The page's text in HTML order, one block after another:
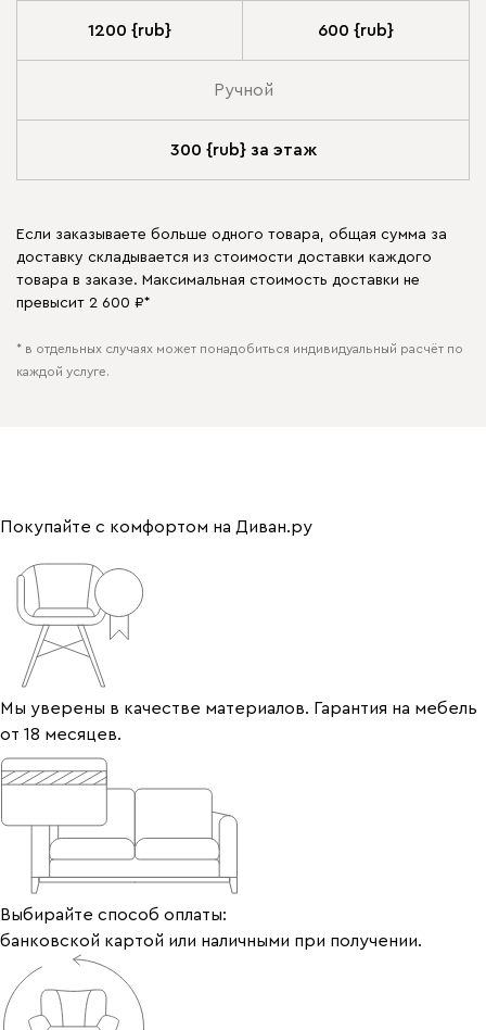
1200 {rub} 600 {rub}
Ручной
300 {rub} за этаж
Если заказываете больше одного товара, общая сумма за
доставку складывается из стоимости доставки каждого
товара в заказе. Максимальная стоимость доставки не
превысит 2 600 ₽*
* в отдельных случаях может понадобиться индивидуальный расчёт по
каждой услуге.
Покупайте с комфортом на Диван.ру
Мы уверены в качестве материалов. Гарантия на мебель
от 18 месяцев.
Выбирайте способ оплаты:
банковской картой или наличными при получении.